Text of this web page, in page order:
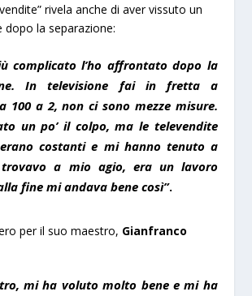
rivela anche di aver vissuto un
dopo la separazione:
complicato l’ho affrontato dopo la
In televisione fai in fretta a
100 a 2, non ci sono mezze misure.
un po’ il colpo, ma le televendite
costanti e mi hanno tenuto a
a mio agio, era un lavoro
fine mi andava bene così”.
per il suo maestro, Gianfranco
mi ha voluto molto bene e mi ha